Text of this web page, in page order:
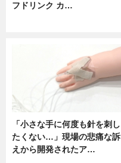
フドリンク カ…
「小さな手に何度も針を刺し
たくない…」現場の悲痛な訴
えから開発されたア…